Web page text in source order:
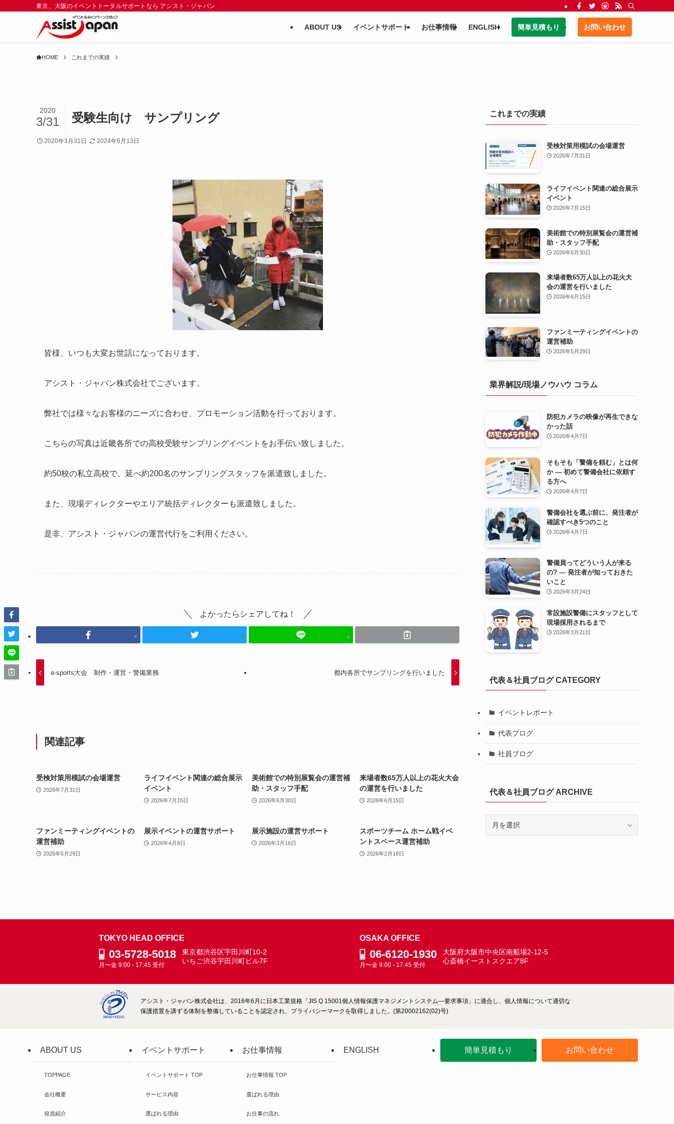
東京、大阪のイベントトータルサポートなら アシスト・ジャパン
ABOUT US イベントサポート お仕事情報 ENGLISH 簡単見積もり お問い合わせ
HOME これまでの実績
受験生向け サンプリング
2020
3/31
2020年3月31日 2024年6月13日
皆様、いつも大変お世話になっております。
アシスト・ジャパン株式会社でございます。
弊社では様々なお客様のニーズに合わせ、プロモーション活動を行っております。
こちらの写真は近畿各所での高校受験サンプリングイベントをお手伝い致しました。
約50校の私立高校で、延べ約200名のサンプリングスタッフを派遣致しました。
また、現場ディレクターやエリア統括ディレクターも派遣致しました。
是非、アシスト・ジャパンの運営代行をご利用ください。
よかったらシェアしてね！
e-sports大会 制作・運営・警備業務 都内各所でサンプリングを行いました
関連記事
受検対策用模試の会場運営
2026年7月31日
ライフイベント関連の総合展示
イベント
2026年7月15日
美術館での特別展覧会の運営補
助・スタッフ手配
2026年6月30日
来場者数65万人以上の花火大会
の運営を行いました
2026年6月15日
ファンミーティングイベントの
運営補助
2026年5月29日
展示イベントの運営サポート
2026年4月6日
展示施設の運営サポート
2026年3月16日
スポーツチーム ホーム戦イベ
ントスペース運営補助
2026年2月18日
これまでの実績
受検対策用模試の会場運営
2026年7月31日
ライフイベント関連の総合展示
イベント
2026年7月15日
美術館での特別展覧会の運営補
助・スタッフ手配
2026年6月30日
来場者数65万人以上の花火大
会の運営を行いました
2026年6月15日
ファンミーティングイベントの
運営補助
2026年5月29日
業界解説/現場ノウハウ コラム
防犯カメラの映像が再生できな
かった話
2026年4月7日
そもそも「警備を頼む」とは何
か — 初めて警備会社に依頼す
る方へ
2026年4月7日
警備会社を選ぶ前に、発注者が
確認すべき5つのこと
2026年4月7日
警備員ってどういう人が来る
の? — 発注者が知っておきた
いこと
2026年3月24日
常設施設警備にスタッフとして
現場採用されるまで
2026年3月21日
代表＆社員ブログ CATEGORY
イベントレポート
代表ブログ
社員ブログ
代表＆社員ブログ ARCHIVE
TOKYO HEAD OFFICE
03-5728-5018
月〜金 9:00 - 17:45 受付
東京都渋谷区宇田川町10-2
いちご渋谷宇田川町ビル7F
OSAKA OFFICE
06-6120-1930
月〜金 9:00 - 17:45 受付
大阪府大阪市中央区南船場2-12-5
心斎橋イーストスクエア8F
アシスト・ジャパン株式会社は、2016年6月に日本工業規格「JIS Q 15001個人情報保護マネジメントシステム―要求事項」に適合し、個人情報について適切な
保護措置を講ずる体制を整備していることを認定され、プライバシーマークを取得しました。(第20002162(02)号)
ABOUT US
TOPPAGE
会社概要
役員紹介
イベントサポート
イベントサポート TOP
サービス内容
選ばれる理由
お仕事情報
お仕事情報 TOP
選ばれる理由
お仕事の流れ
ENGLISH 簡単見積もり お問い合わせ